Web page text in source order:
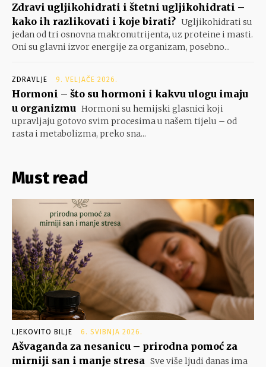
Zdravi ugljikohidrati i štetni ugljikohidrati –
kako ih razlikovati i koje birati? Ugljikohidrati su
jedan od tri osnovna makronutrijenta, uz proteine i masti.
Oni su glavni izvor energije za organizam, posebno...
ZDRAVLJE 9. VELJAČE 2026.
Hormoni – što su hormoni i kakvu ulogu imaju
u organizmu Hormoni su hemijski glasnici koji
upravljaju gotovo svim procesima u našem tijelu – od
rasta i metabolizma, preko sna...
Must read
LJEKOVITO BILJE 6. SVIBNJA 2026.
Ašvaganda za nesanicu – prirodna pomoć za
mirniji san i manje stresa Sve više ljudi danas ima